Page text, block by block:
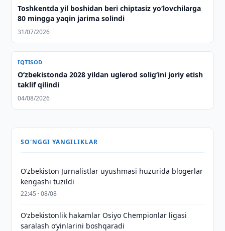
Toshkentda yil boshidan beri chiptasiz yo‘lovchilarga
80 mingga yaqin jarima solindi
31/07/2026
IQTISOD
O‘zbekistonda 2028 yildan uglerod solig‘ini joriy etish
taklif qilindi
04/08/2026
SO'NGGI YANGILIKLAR
O‘zbekiston Jurnalistlar uyushmasi huzurida blogerlar
kengashi tuzildi
22:45 · 08/08
O‘zbekistonlik hakamlar Osiyo Chempionlar ligasi
saralash o‘yinlarini boshqaradi